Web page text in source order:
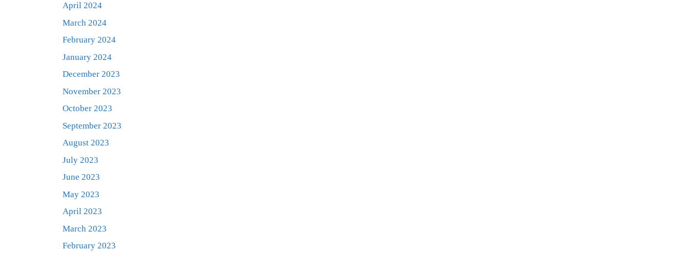
April 2024
March 2024
February 2024
January 2024
December 2023
November 2023
October 2023
September 2023
August 2023
July 2023
June 2023
May 2023
April 2023
March 2023
February 2023